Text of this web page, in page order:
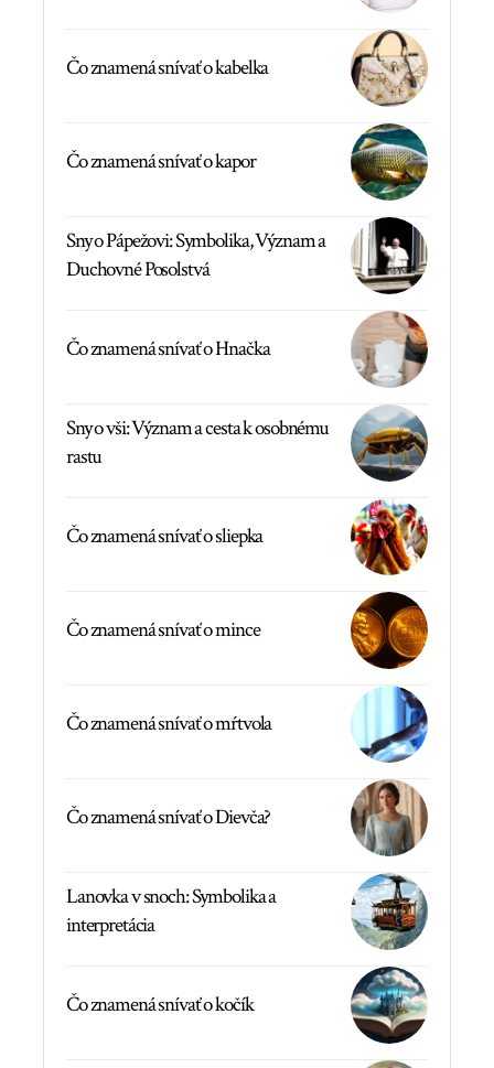
Čo znamená snívať o kabelka
Čo znamená snívať o kapor
Sny o Pápežovi: Symbolika, Význam a
Duchovné Posolstvá
Čo znamená snívať o Hnačka
Sny o vši: Význam a cesta k osobnému
rastu
Čo znamená snívať o sliepka
Čo znamená snívať o mince
Čo znamená snívať o mŕtvola
Čo znamená snívať o Dievča?
Lanovka v snoch: Symbolika a
interpretácia
Čo znamená snívať o kočík